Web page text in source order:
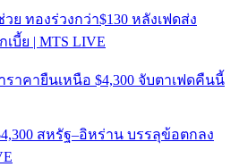
ทองร่วงกว่า$130 หลังเฟดส่ง
ย | MTS LIVE
คายืนเหนือ $4,300 จับตาเฟดคืนนี้
สหรัฐ–อิหร่าน บรรลุข้อตกลง